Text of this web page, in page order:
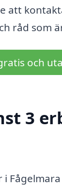
att
råd som
och
3